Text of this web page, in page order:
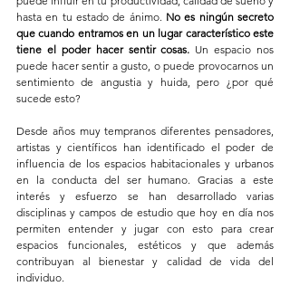
hasta en tu estado de ánimo. No es ningún secreto
que cuando entramos en un lugar característico este
tiene el poder hacer sentir cosas. Un espacio nos
puede hacer sentir a gusto, o puede provocarnos un
sentimiento de angustia y huida, pero ¿por qué
sucede esto?
Desde años muy tempranos diferentes pensadores,
artistas y científicos han identificado el poder de
influencia de los espacios habitacionales y urbanos
en la conducta del ser humano. Gracias a este
interés y esfuerzo se han desarrollado varias
disciplinas y campos de estudio que hoy en día nos
permiten entender y jugar con esto para crear
espacios funcionales, estéticos y que además
contribuyan al bienestar y calidad de vida del
individuo.